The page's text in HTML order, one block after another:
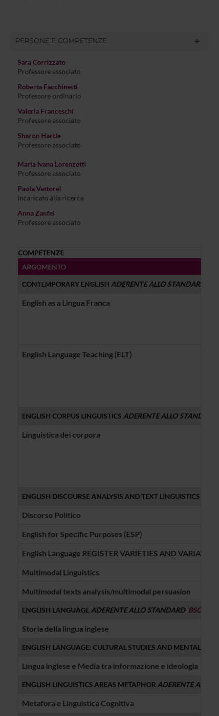
PERSONE E COMPETENZE
Sara Corrizzato
Professore associato
Roberta Facchinetti
Professore ordinario
Valeria Franceschi
Professore associato
Sharon Hartle
Professore associato
Maria Ivana Lorenzetti
Professore associato
Paola Vettorel
Incaricato alla ricerca
Anna Zanfei
Professore associato
COMPETENZE
ARGOMENTO
CONTEMPORARY ENGLISH ADERENTE ALLO STANDARD
English as a Lingua Franca
English Language Teaching (ELT)
ENGLISH CORPUS LINGUISTICS ADERENTE ALLO
Linguistica dei corpora
ENGLISH DISCOURSE ANALYSIS AND TEXT LINGUISTICS
Discorso Politico
English for Specific Purposes (ESP)
English Language REGISTER VARIETIES AND
Multimodal Linguistics
Multimodal texts analysis/multimodal persuasion
ENGLISH LANGUAGE ADERENTE ALLO STANDARD BSO
Storia della lingua inglese
ENGLISH LANGUAGE: CULTURAL STUDIES AND MENTALITIES
Lingua inglese e Media tra informazione e ideologia
ENGLISH LINGUISTICS AREAS METAPHOR ADERENTE ALLO
Metafora e Linguistica Cognitiva